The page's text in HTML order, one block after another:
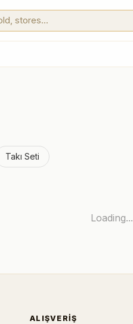
Takı Seti
Loading...
ALIŞVERIŞ